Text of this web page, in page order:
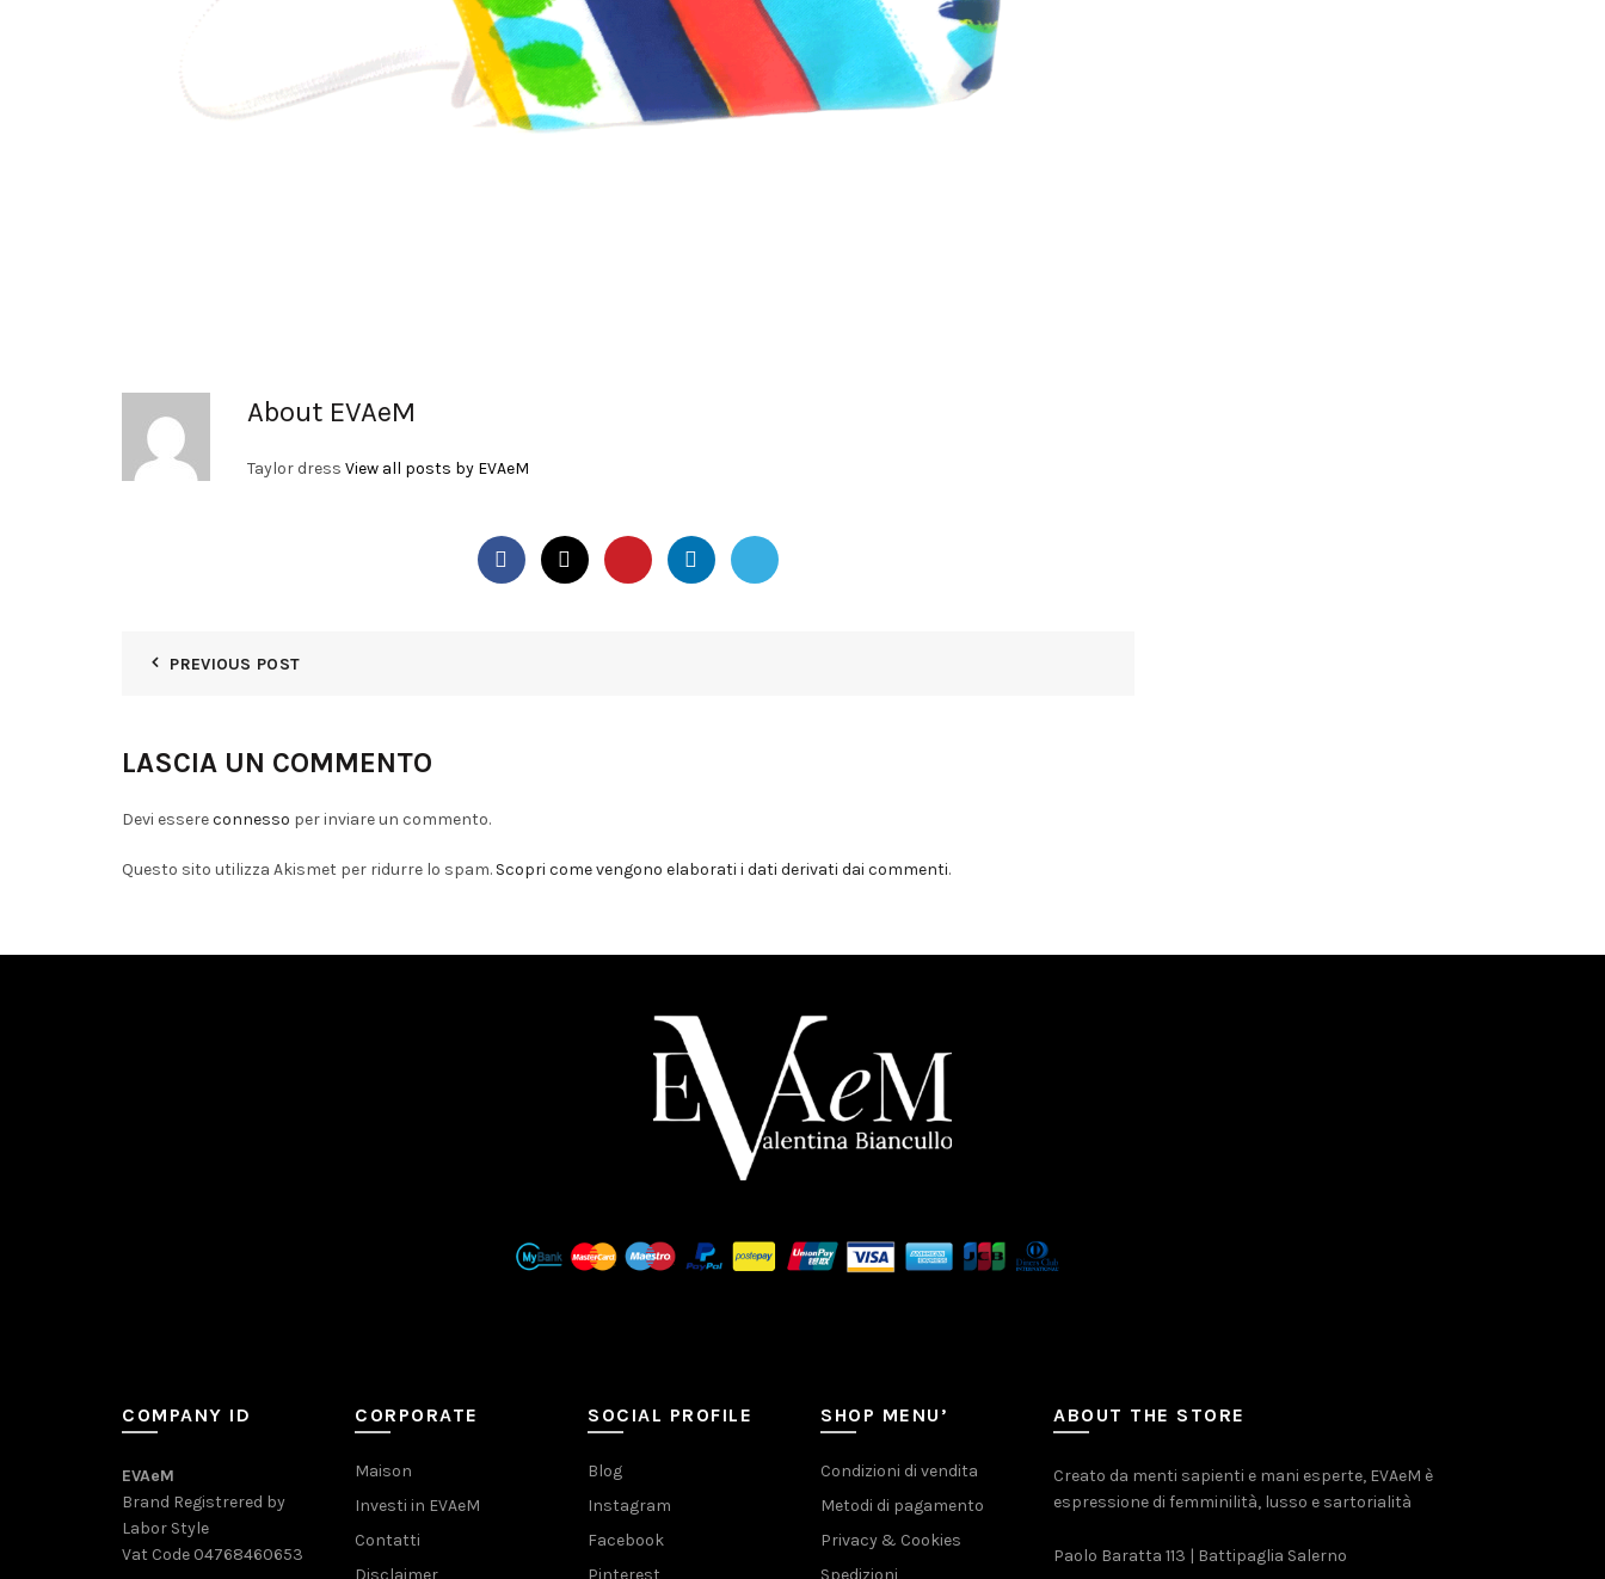
About EVAeM
Taylor dress View all posts by EVAeM
PREVIOUS POST
LASCIA UN COMMENTO
Devi essereconnesso per inviare un commento.
Questo sito utilizza Akismet per ridurre lo spam. Scopri come vengono elaborati i dati derivati dai commenti.
COMPANY ID
EVAeM
Brand Registrered by
Labor Style
Vat Code 04768460653
CORPORATE
Maison
Investi in EVAeM
Contatti
Disclaimer
SOCIAL PROFILE
Blog
Instagram
Facebook
Pinterest
SHOP MENU’
Condizioni di vendita
Metodi di pagamento
Privacy & Cookies
Spedizioni
ABOUT THE STORE
Creato da menti sapienti e mani esperte, EVAeM è
espressione di femminilità, lusso e sartorialità
Paolo Baratta 113 | Battipaglia Salerno